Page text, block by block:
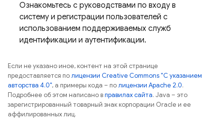
Ознакомьтесь с руководствами по входу в
систему и регистрации пользователей с
использованием поддерживаемых служб
идентификации и аутентификации.
Если не указано иное, контент на этой странице
предоставляется полицензии Creative Commons "С указанием
авторства 4.0", а примеры кода – полицензии Apache 2.0.
Подробнее об этом написано вправилах сайта. Java – это
зарегистрированный товарный знак корпорации Oracle и ее
аффилированных лиц.